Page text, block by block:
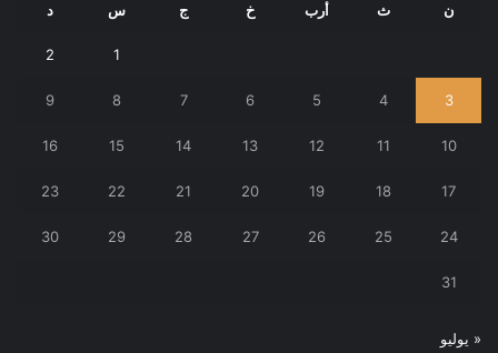
ن ث أرب خ ج س د
1
2
3
4
5
6
7
8
9
10
11
12
13
14
15
16
17
18
19
20
21
22
23
24
25
26
27
28
29
30
31
« يوليو